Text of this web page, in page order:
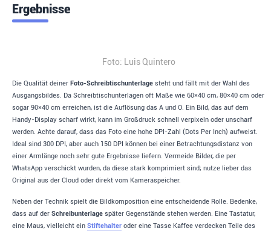
Ergebnisse
Foto: Luis Quintero
Die Qualität deiner Foto-Schreibtischunterlage steht und fällt mit der Wahl des
Ausgangsbildes. Da Schreibtischunterlagen oft Maße wie 60×40 cm, 80×40 cm oder
sogar 90×40 cm erreichen, ist die Auflösung das A und O. Ein Bild, das auf dem
Handy-Display scharf wirkt, kann im Großdruck schnell verpixeln oder unscharf
werden. Achte darauf, dass das Foto eine hohe DPI-Zahl (Dots Per Inch) aufweist.
Ideal sind 300 DPI, aber auch 150 DPI können bei einer Betrachtungsdistanz von
einer Armlänge noch sehr gute Ergebnisse liefern. Vermeide Bilder, die per
WhatsApp verschickt wurden, da diese stark komprimiert sind; nutze lieber das
Original aus der Cloud oder direkt vom Kameraspeicher.
Neben der Technik spielt die Bildkomposition eine entscheidende Rolle. Bedenke,
dass auf der Schreibunterlage später Gegenstände stehen werden. Eine Tastatur,
eine Maus, vielleicht ein Stiftehalter oder eine Tasse Kaffee verdecken Teile des